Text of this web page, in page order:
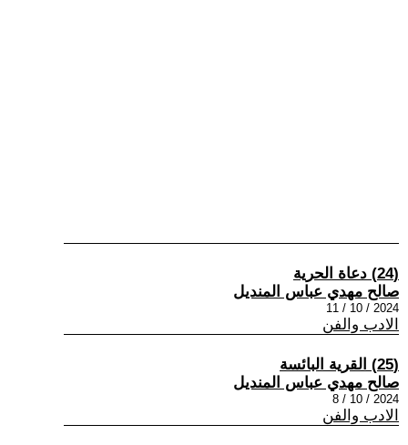
(24) دعاة الحرية
صالح مهدي عباس المنديل
2024 / 10 / 11
الادب والفن
(25) القرية البائسة
صالح مهدي عباس المنديل
2024 / 10 / 8
الادب والفن